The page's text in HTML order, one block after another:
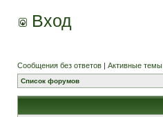
Вход
Сообщения без ответов | Активные темы
Список форумов